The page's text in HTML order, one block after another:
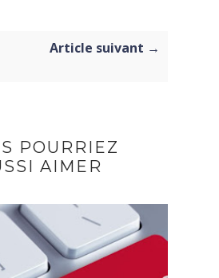
Article suivant →
POURRIEZ
AIMER